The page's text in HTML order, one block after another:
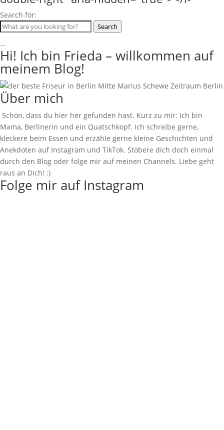
Search for:
Search
...
Hi! Ich bin Frieda – willkommen auf
meinem Blog!
Über mich
Schön, dass du hier her gefunden hast. Kurz zu mir: Ich bin
Mama, Berlinerin und ein Quatschkopf. Ich schreibe gerne,
kleckere beim Essen und erzähle gerne kleine Geschichten und
Anekdoten auf Instagram und TikTok. Stöbere dich doch einmal
durch den Blog oder folge mir auf meinen Channels. Liebe geht
raus an Dich! :)
Folge mir auf Instagram